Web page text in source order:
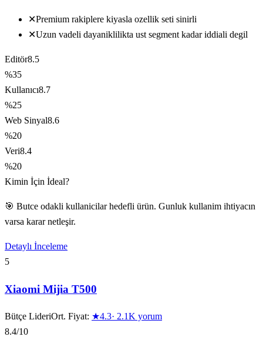
✕Premium rakiplere kiyasla ozellik seti sinirli
✕Uzun vadeli dayaniklilikta ust segment kadar iddiali degil
Editör8.5
%35
Kullanıcı8.7
%25
Web Sinyal8.6
%20
Veri8.4
%20
Kimin İçin İdeal?
🎯 Butce odakli kullanicilar hedefli ürün. Gunluk kullanim ihtiyacın
varsa karar netleşir.
Detaylı İnceleme
5
Xiaomi Mijia T500
Bütçe LideriOrt. Fiyat: ★4.3· 2.1K yorum
8.4/10